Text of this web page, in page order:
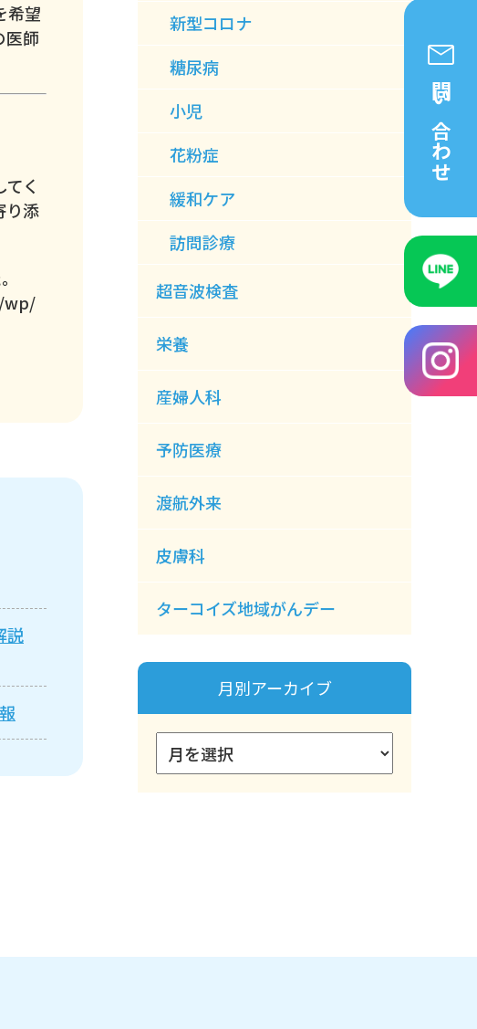
希望
医師
く
り添
wp/
説
新型コロナ
糖尿病
小児
花粉症
緩和ケア
訪問診療
超音波検査
栄養
産婦人科
予防医療
渡航外来
皮膚科
ターコイズ地域がんデー
月別アーカイブ
問い合わせ